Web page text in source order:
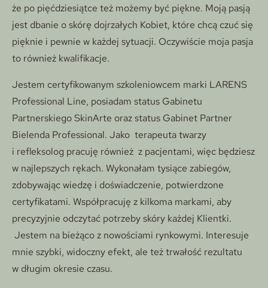
że po pięćdziesiątce też możemy być piękne. Moją pasją
jest dbanie o skórę dojrzałych Kobiet, które chcą czuć się
pięknie i pewnie w każdej sytuacji. Oczywiście moja pasja
to również kwalifikacje.
Jestem certyfikowanym szkoleniowcem marki LARENS
Professional Line, posiadam status Gabinetu
Partnerskiego SkinArte oraz status Gabinet Partner
Bielenda Professional. Jako terapeuta twarzy
i refleksolog pracuję również z pacjentami, więc będziesz
w najlepszych rękach. Wykonałam tysiące zabiegów,
zdobywając wiedzę i doświadczenie, potwierdzone
certyfikatami. Współpracuję z kilkoma markami, aby
precyzyjnie odczytać potrzeby skóry każdej Klientki.
Jestem na bieżąco z nowościami rynkowymi. Interesuje
mnie szybki, widoczny efekt, ale też trwałość rezultatu
w długim okresie czasu.